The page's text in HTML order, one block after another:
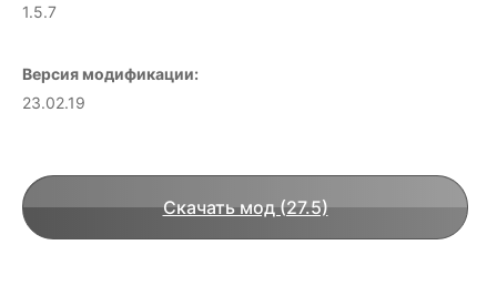
1.5.7
Версия модификации:
23.02.19
Скачать мод (27.5)